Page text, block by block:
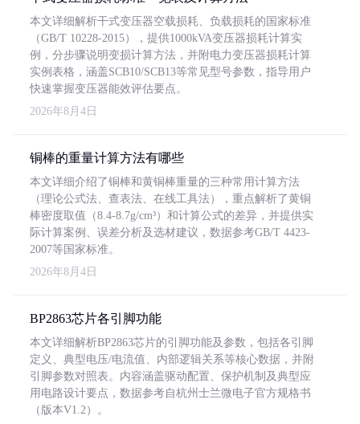
本文详细解析干式变压器空载损耗、负载损耗的国家标准
（GB/T 10228-2015），提供1000kVA变压器损耗计算实
例，分步骤说明变损计算方法，并附电力变压器损耗计算
实例表格，涵盖SCB10/SCB13等常见型号参数，指导用户
快速掌握变压器能效评估要点。
2026年8月4日
铜棒的重量计算方法有哪些
本文详细介绍了铜棒和黄铜棒重量的三种常用计算方法
（理论公式法、查表法、在线工具法），重点解析了黄铜
棒密度取值（8.4-8.7g/cm³）和计算公式的差异，并提供实
际计算案例、误差分析及选材建议，数据参考GB/T 4423-
2007等国家标准。
2026年8月4日
BP2863芯片各引脚功能
本文详细解析BP2863芯片的引脚功能及参数，包括各引脚
定义、典型电压/电流值、内部逻辑关系等核心数据，并附
引脚参数对照表。内容涵盖驱动配置、保护机制及典型应
用电路设计要点，数据参考自杭州士兰微电子官方规格书
（版本V1.2）。